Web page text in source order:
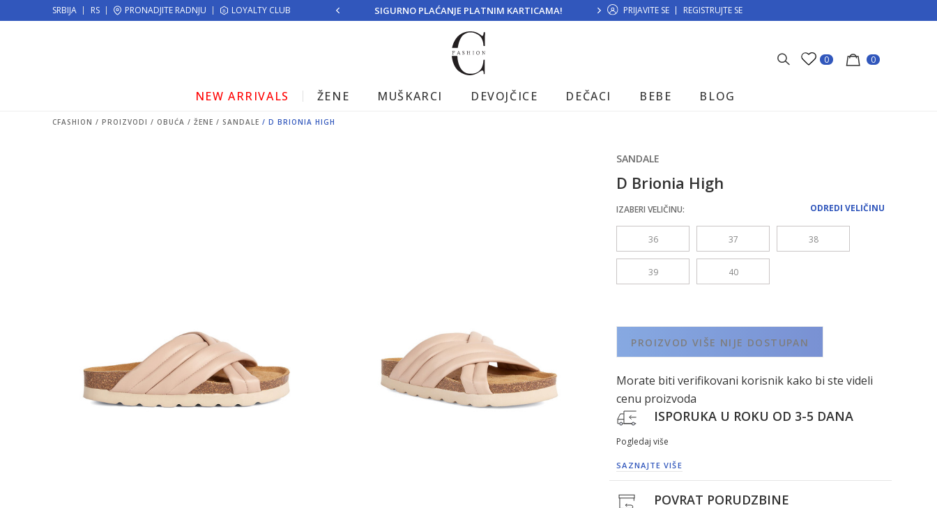
SRBIJA RS PRONADJITE RADNJU LOYALTY CLUB
MOGUĆNOST ISPORUKE ZA 24H! SIGURNO PLAĆANJE PLATNIM KARTICAMA! MOGUĆNOST BESPLATNE ISPORUKE!
PRIJAVITE SE REGISTRUJTE SE
0 0
NEW ARRIVALS ŽENE MUŠKARCI DEVOJČICE DEČACI BEBE BLOG
CFASHION PROIZVODI OBUĆA ŽENE SANDALE D BRIONIA HIGH
SANDALE
D Brionia High
ODREDI VELIČINU
IZABERI VELIČINU:
36 37 38
39 40
PROIZVOD VIŠE NIJE DOSTUPAN
Morate biti verifikovani korisnik kako bi ste videli
cenu proizvoda
ISPORUKA U ROKU OD 3-5 DANA
Pogledaj više
SAZNAJTE VIŠE
POVRAT PORUDZBINE